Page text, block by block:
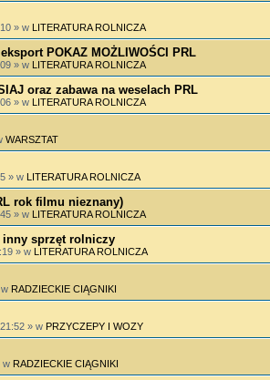
» w LITERATURA ROLNICZA
POKAZ MOŻLIWOŚCI PRL
» w LITERATURA ROLNICZA
oraz zabawa na weselach PRL
» w LITERATURA ROLNICZA
WARSZTAT
» w LITERATURA ROLNICZA
rok filmu nieznany)
» w LITERATURA ROLNICZA
inny sprzęt rolniczy
» w LITERATURA ROLNICZA
RADZIECKIE CIĄGNIKI
» w PRZYCZEPY I WOZY
w RADZIECKIE CIĄGNIKI